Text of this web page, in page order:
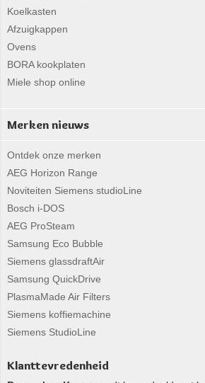
Koelkasten
Afzuigkappen
Ovens
BORA kookplaten
Miele shop online
Merken nieuws
Ontdek onze merken
AEG Horizon Range
Noviteiten Siemens studioLine
Bosch i-DOS
AEG ProSteam
Samsung Eco Bubble
Siemens glassdraftAir
Samsung QuickDrive
PlasmaMade Air Filters
Siemens koffiemachine
Siemens StudioLine
Klanttevredenheid